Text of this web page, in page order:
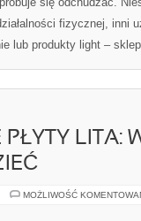
fizycznej, inni
lub produkty light –
PŁYTY LITA:
MOŻLIWOŚĆ